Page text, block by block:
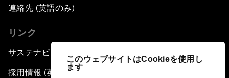
このウェブサイトはCookieを使用し
ます
連絡先 (英語のみ)
リンク
サステナビリティへの取り組み
採用情報 (英語のみ)